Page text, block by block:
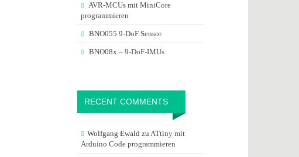
AVR-MCUs mit MiniCore
programmieren
BNO055 9-DoF Sensor
BNO08x – 9-DoF-IMUs
RECENT COMMENTS
Wolfgang Ewaldzu ATtiny mit
Arduino Code programmieren